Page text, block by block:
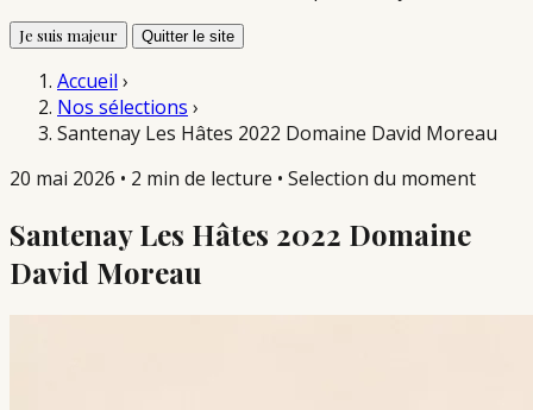
Je suis majeur Quitter le site
Accueil ›
Nos sélections ›
Santenay Les Hâtes 2022 Domaine David Moreau
20 mai 2026 • 2 min de lecture • Selection du moment
Santenay Les Hâtes 2022 Domaine
David Moreau